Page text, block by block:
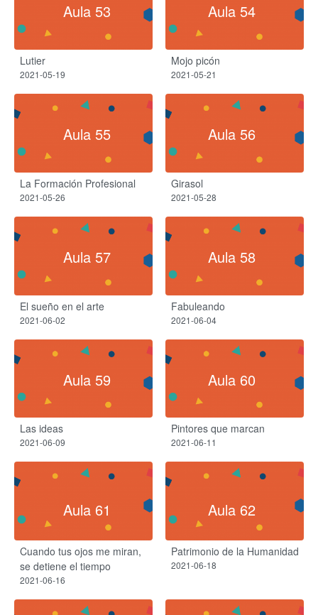
Aula 53
Lutier
2021-05-19
Aula 54
Mojo picón
2021-05-21
Aula 55
La Formación Profesional
2021-05-26
Aula 56
Girasol
2021-05-28
Aula 57
El sueño en el arte
2021-06-02
Aula 58
Fabuleando
2021-06-04
Aula 59
Las ideas
2021-06-09
Aula 60
Pintores que marcan
2021-06-11
Aula 61
Cuando tus ojos me miran,
se detiene el tiempo
2021-06-16
Aula 62
Patrimonio de la Humanidad
2021-06-18